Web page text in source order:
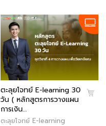
ตะลุยโจทย์ E-learning 30
วัน ( หลักสูตรการวางแผน
การเงิน…
ตะลุยโจทย์ E-learning